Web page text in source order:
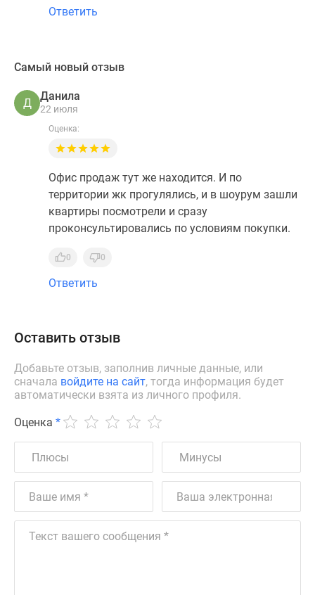
Ответить
Самый новый отзыв
Д
Данила
22 июля
Оценка:
Офис продаж тут же находится. И по
территории жк прогулялись, и в шоурум зашли
квартиры посмотрели и сразу
проконсультировались по условиям покупки.
0 0
Ответить
Оставить отзыв
Добавьте отзыв, заполнив личные данные, или
сначала войдите на сайт, тогда информация будет
автоматически взята из личного профиля.
Оценка *